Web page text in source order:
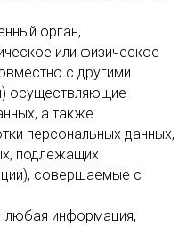
орган,
или физическое
с другими
осуществляющие
а также
персональных данных,
подлежащих
совершаемые с
любая информация,